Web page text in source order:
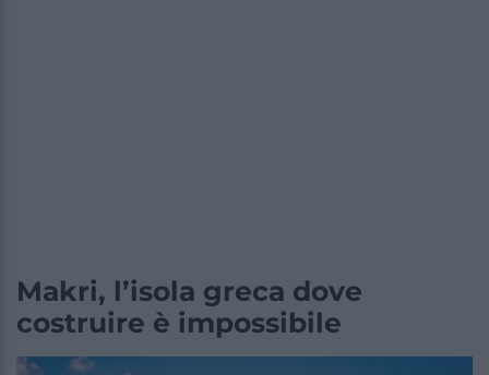
Makri, l’isola greca dove
costruire è impossibile